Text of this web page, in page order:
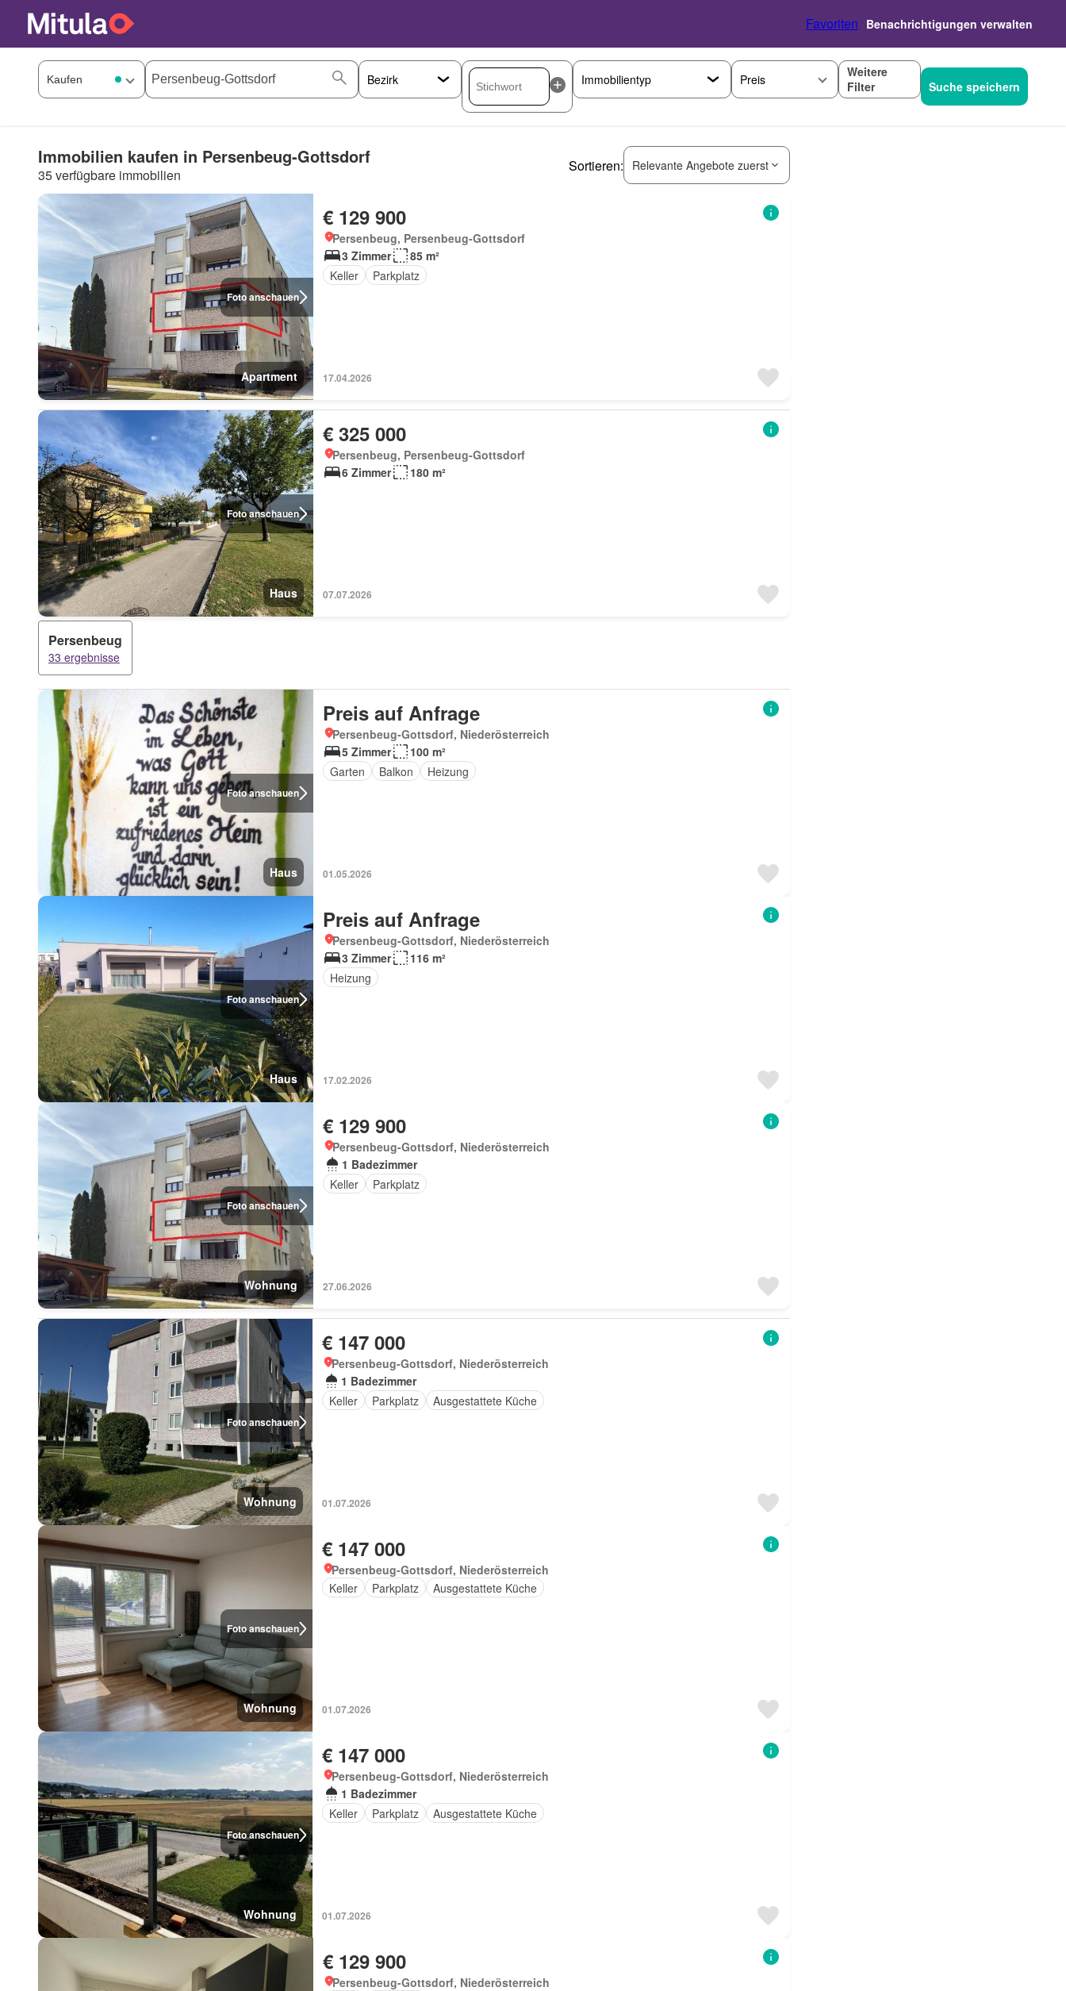
Favoriten Benachrichtigungen verwalten
Preis
Weitere
Filter
Suche speichern
Immobilien kaufen in Persenbeug-Gottsdorf
35 verfügbare immobilien
Sortieren: Relevante Angebote zuerst
Foto anschauen
Apartment
€ 129 900
Persenbeug, Persenbeug-Gottsdorf
3 Zimmer
85 m²
Keller
Parkplatz
17.04.2026
Foto anschauen
Haus
€ 325 000
Persenbeug, Persenbeug-Gottsdorf
6 Zimmer
180 m²
07.07.2026
Persenbeug
33 ergebnisse
Foto anschauen
Haus
Preis auf Anfrage
Persenbeug-Gottsdorf, Niederösterreich
5 Zimmer
100 m²
Garten
Balkon Heizung
01.05.2026
Foto anschauen
Haus
Preis auf Anfrage
Persenbeug-Gottsdorf, Niederösterreich
3 Zimmer
116 m²
Heizung
17.02.2026
Foto anschauen
Wohnung
€ 129 900
Persenbeug-Gottsdorf, Niederösterreich
1 Badezimmer
Keller
Parkplatz
27.06.2026
Foto anschauen
Wohnung
€ 147 000
Persenbeug-Gottsdorf, Niederösterreich
1 Badezimmer
Keller
Parkplatz Ausgestattete Küche
01.07.2026
Foto anschauen
Wohnung
€ 147 000
Persenbeug-Gottsdorf, Niederösterreich
Keller
Parkplatz Ausgestattete Küche
01.07.2026
Foto anschauen
Wohnung
€ 147 000
Persenbeug-Gottsdorf, Niederösterreich
1 Badezimmer
Keller
Parkplatz Ausgestattete Küche
01.07.2026
€ 129 900
Persenbeug-Gottsdorf, Niederösterreich